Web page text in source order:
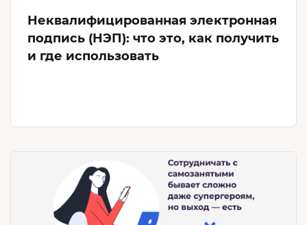
Неквалифицированная электронная
подпись (НЭП): что это, как получить
и где использовать